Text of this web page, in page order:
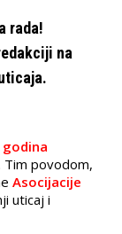
rada!
na
Tim povodom,
Asocijacije
uticaj i